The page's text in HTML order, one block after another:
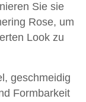
Sie sie
Rose, um
Look zu
geschmeidig
Formbarkeit